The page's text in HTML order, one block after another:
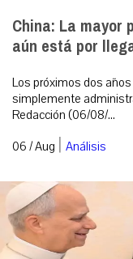
China: La mayor
aún está por
Los próximos dos
simplemente
Redacción (06/08/...
06 / Aug | Análisis